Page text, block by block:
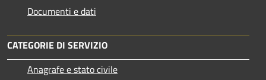
Documenti e dati
CATEGORIE DI SERVIZIO
Anagrafe e stato civile